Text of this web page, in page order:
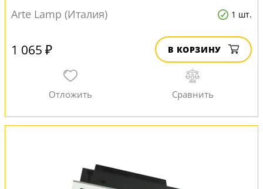
Arte Lamp (Италия)
1 шт.
1 065 ₽ В КОРЗИНУ